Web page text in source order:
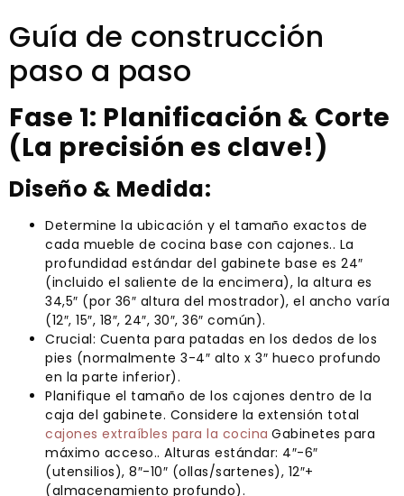
Guía de construcción
paso a paso
Fase 1: Planificación & Corte
(La precisión es clave!)
Diseño & Medida:
Determine la ubicación y el tamaño exactos de
cada mueble de cocina base con cajones.. La
profundidad estándar del gabinete base es 24″
(incluido el saliente de la encimera), la altura es
34,5″ (por 36″ altura del mostrador), el ancho varía
(12″, 15″, 18″, 24″, 30″, 36″ común).
Crucial: Cuenta para patadas en los dedos de los
pies (normalmente 3-4″ alto x 3″ hueco profundo
en la parte inferior).
Planifique el tamaño de los cajones dentro de la
caja del gabinete. Considere la extensión total
cajones extraíbles para la cocina Gabinetes para
máximo acceso.. Alturas estándar: 4″-6″
(utensilios), 8″-10″ (ollas/sartenes), 12″+
(almacenamiento profundo).